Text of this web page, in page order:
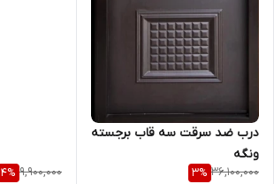
درب ضد سرقت سه قاب برجسته
ونگه
36,100,000
3%
9,900,000
4%